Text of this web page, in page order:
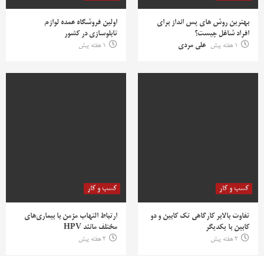
بهترین روش‌ های پس‌ انداز برای
افراد شاغل چیست؟
1 هفته پیش
علی مردی
اولین فروشگاه عمده لوازم
تابلوسازی در کشور
1 هفته پیش
کسب و کار
تفاوت بالابر کارگاهی تک کابین و دو
کابین با یکدیگر
2 هفته پیش
کسب و کار
ارتباط التهاب مزمن با بیماری‌های
مختلف مانند HPV
2 هفته پیش